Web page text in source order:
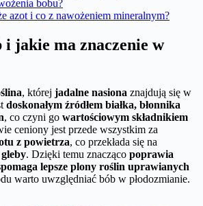
bobu?
azot i co z nawożeniem mineralnym?
i jakie ma znaczenie w
, której jadalne nasiona znajdują się w
doskonałym źródłem białka, błonnika
, co czyni go wartościowym składnikiem
ceniony jest przede wszystkim za
z powietrza, co przekłada się na
. Dzięki temu znacząco poprawia
lepsze plony roślin uprawianych
warto uwzględniać bób w płodozmianie.